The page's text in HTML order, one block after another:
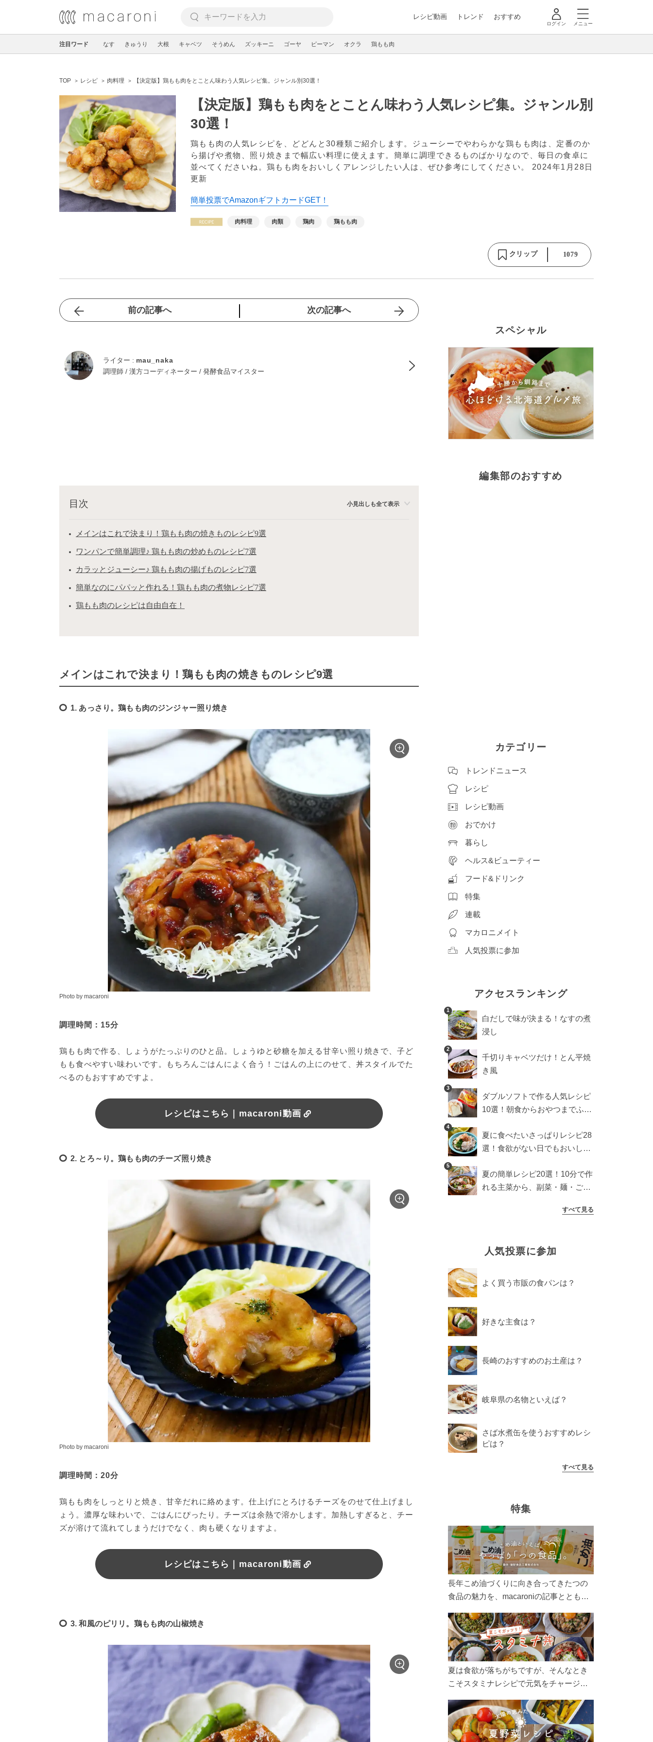
レシピ動画 トレンド おすすめ
ログイン メニュー
注目ワード なす きゅうり 大根 キャベツ そうめん ズッキーニ ゴーヤ ピーマン オクラ 鶏もも肉
TOP レシピ 肉料理 【決定版】鶏もも肉をとことん味わう人気レシピ集。ジャンル別30選！
【決定版】鶏もも肉をとことん味わう人気レシピ集。ジャンル別
30選！
鶏もも肉の人気レシピを、どどんと30種類ご紹介します。ジューシーでやわらかな鶏もも肉は、定番のか
ら揚げや煮物、照り焼きまで幅広い料理に使えます。簡単に調理できるものばかりなので、毎日の食卓に
並べてくださいね。鶏もも肉をおいしくアレンジしたい人は、ぜひ参考にしてください。 2024年1月28日
更新
簡単投票でAmazonギフトカードGET！
肉料理 肉類 鶏肉 鶏もも肉
クリップ 1079
前の記事へ 次の記事へ
ライター : mau_naka
調理師 / 漢方コーディネーター / 発酵食品マイスター
目次 小見出しも全て表示
メインはこれで決まり！鶏もも肉の焼きものレシピ9選
ワンパンで簡単調理♪ 鶏もも肉の炒めものレシピ7選
カラッとジューシー♪ 鶏もも肉の揚げものレシピ7選
簡単なのにパパッと作れる！鶏もも肉の煮物レシピ7選
鶏もも肉のレシピは自由自在！
メインはこれで決まり！鶏もも肉の焼きものレシピ9選
1. あっさり。鶏もも肉のジンジャー照り焼き
Photo by macaroni
調理時間：15分
鶏もも肉で作る、しょうがたっぷりのひと品。しょうゆと砂糖を加える甘辛い照り焼きで、子ど
もも食べやすい味わいです。もちろんごはんによく合う！ごはんの上にのせて、丼スタイルでた
べるのもおすすめですよ。
レシピはこちら｜macaroni動画
2. とろ～り。鶏もも肉のチーズ照り焼き
Photo by macaroni
調理時間：20分
鶏もも肉をしっとりと焼き、甘辛だれに絡めます。仕上げにとろけるチーズをのせて仕上げまし
ょう。濃厚な味わいで、ごはんにぴったり。チーズは余熱で溶かします。加熱しすぎると、チー
ズが溶けて流れてしまうだけでなく、肉も硬くなりますよ。
レシピはこちら｜macaroni動画
3. 和風のピリリ。鶏もも肉の山椒焼き
スペシャル
編集部のおすすめ
カテゴリー
トレンドニュース
レシピ
レシピ動画
おでかけ
暮らし
ヘルス&ビューティー
フード&ドリンク
特集
連載
マカロニメイト
人気投票に参加
アクセスランキング
1
白だしで味が決まる！なすの煮
浸し
2
千切りキャベツだけ！とん平焼
き風
3
ダブルソフトで作る人気レシピ
10選！朝食からおやつまでふん
4
夏に食べたいさっぱりレシピ28
選！食欲がない日でもおいしい
5
夏の簡単レシピ20選！10分で作
れる主菜から、副菜・麺・ごは
すべて見る
人気投票に参加
よく買う市販の食パンは？
好きな主食は？
長崎のおすすめのお土産は？
岐阜県の名物といえば？
さば水煮缶を使うおすすめレシ
ピは？
すべて見る
特集
長年こめ油づくりに向き合ってきたつの
食品の魅力を、macaroniの記事とともに
ん、製造現場や品質へのこだわりまで。
こめ油をもっと好きになるコンテンツを
ぜひお楽しみください。
夏は食欲が落ちがちですが、そんなとき
こそスタミナレシピで元気をチャージ！
リ食べて、夏バテを吹き飛ばしましょ
う！